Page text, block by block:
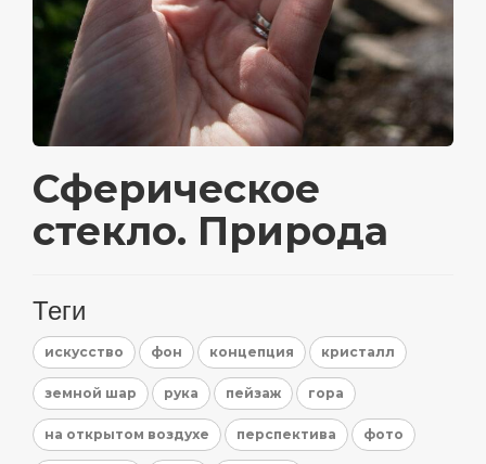
Сферическое
стекло. Природа
Теги
искусство фон концепция кристалл
земной шар рука пейзаж гора
на открытом воздухе перспектива фото